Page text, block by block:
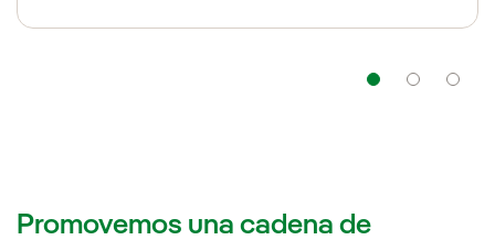
Promovemos una cadena de